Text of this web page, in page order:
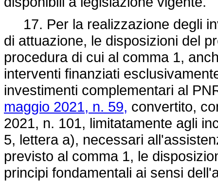
17. Per la realizzazione degli
di attuazione, le disposizioni del
procedura di cui al comma 1,
interventi finanziati
investimenti complementari al
maggio 2021, n. 59, convertito,
2021, n. 101, limitatamente agli
5, lettera a), necessari
previsto al comma 1, le
principi fondamentali ai sensi